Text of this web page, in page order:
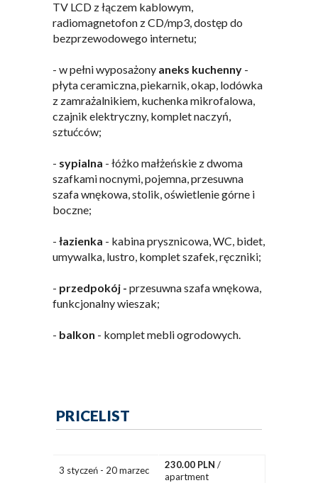
TV LCD z łączem kablowym,
radiomagnetofon z CD/mp3, dostęp do
bezprzewodowego internetu;
- w pełni wyposażony aneks kuchenny -
płyta ceramiczna, piekarnik, okap, lodówka
z zamrażalnikiem, kuchenka mikrofalowa,
czajnik elektryczny, komplet naczyń,
sztućców;
- sypialna - łóżko małżeńskie z dwoma
szafkami nocnymi, pojemna, przesuwna
szafa wnękowa, stolik, oświetlenie górne i
boczne;
- łazienka - kabina prysznicowa, WC, bidet,
umywalka, lustro, komplet szafek, ręczniki;
- przedpokój - przesuwna szafa wnękowa,
funkcjonalny wieszak;
- balkon - komplet mebli ogrodowych.
PRICELIST
3 styczeń - 20 marzec 230.00 PLN /
apartment